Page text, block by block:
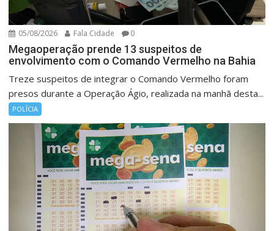
05/08/2026 Fala Cidade 0
Megaoperação prende 13 suspeitos de
envolvimento com o Comando Vermelho na Bahia
Treze suspeitos de integrar o Comando Vermelho foram
presos durante a Operação Ágio, realizada na manhã desta...
POLÍCIA